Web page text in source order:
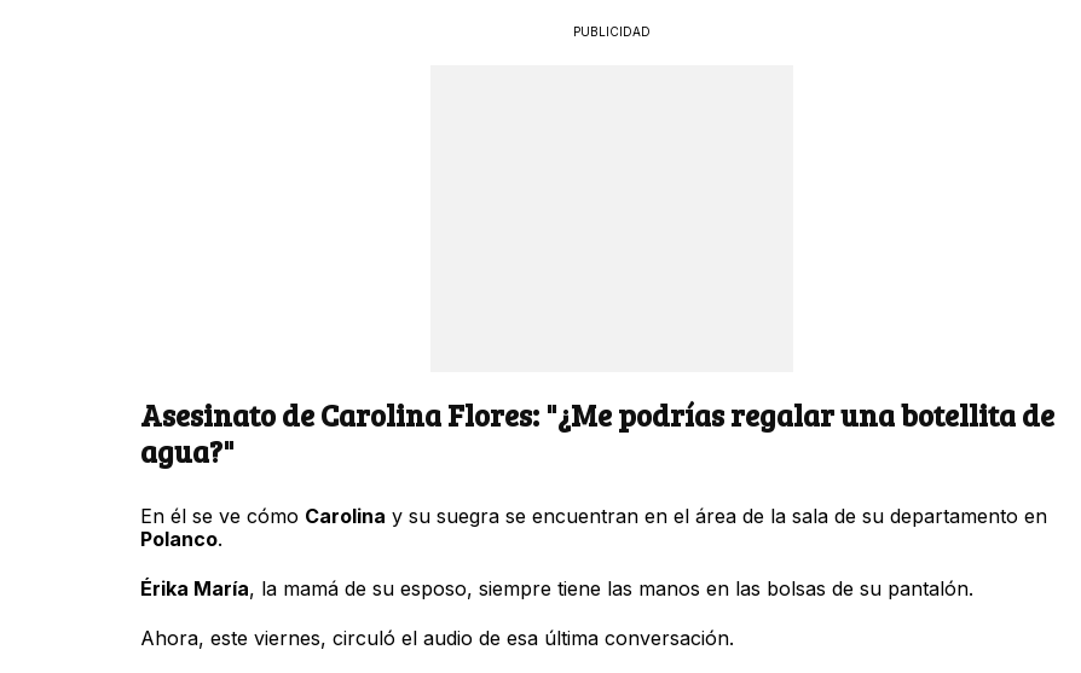
PUBLICIDAD
Asesinato de Carolina Flores: "¿Me podrías regalar una botellita de
agua?"
En él se ve cómo Carolina y su suegra se encuentran en el área de la sala de su departamento en
Polanco.
Érika María, la mamá de su esposo, siempre tiene las manos en las bolsas de su pantalón.
Ahora, este viernes, circuló el audio de esa última conversación.